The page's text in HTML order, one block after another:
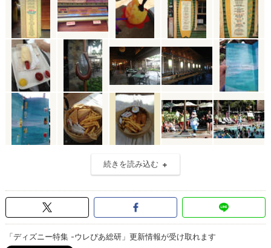
続きを読み込む
「ディズニー特集 -ウレぴあ総研」更新情報が受け取れます